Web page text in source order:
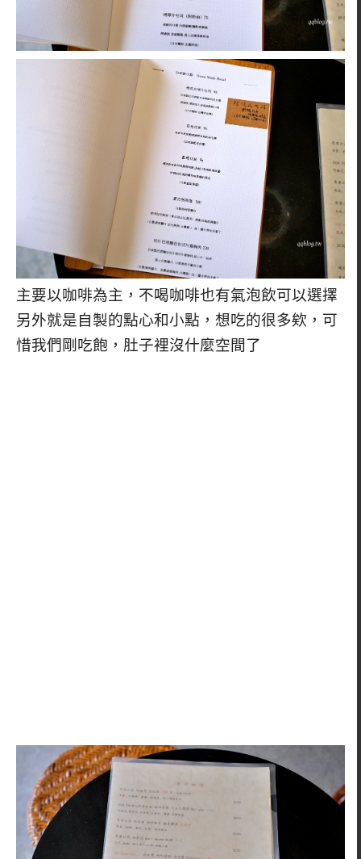
主要以咖啡為主，不喝咖啡也有氣泡飲可以選擇
另外就是自製的點心和小點，想吃的很多欸，可
惜我們剛吃飽，肚子裡沒什麼空間了